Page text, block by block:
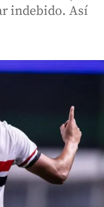
indebido. Así